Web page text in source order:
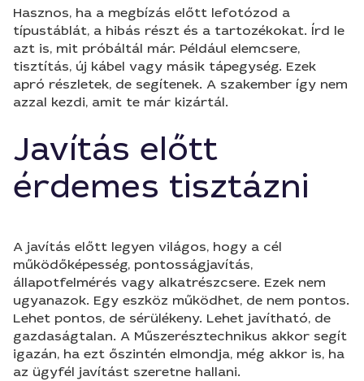
Hasznos, ha a megbízás előtt lefotózod a
típustáblát, a hibás részt és a tartozékokat. Írd le
azt is, mit próbáltál már. Például elemcsere,
tisztítás, új kábel vagy másik tápegység. Ezek
apró részletek, de segítenek. A szakember így nem
azzal kezdi, amit te már kizártál.
Javítás előtt
érdemes tisztázni
A javítás előtt legyen világos, hogy a cél
működőképesség, pontosságjavítás,
állapotfelmérés vagy alkatrészcsere. Ezek nem
ugyanazok. Egy eszköz működhet, de nem pontos.
Lehet pontos, de sérülékeny. Lehet javítható, de
gazdaságtalan. A Műszerésztechnikus akkor segít
igazán, ha ezt őszintén elmondja, még akkor is, ha
az ügyfél javítást szeretne hallani.